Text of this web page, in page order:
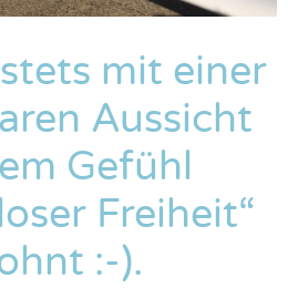
mit einer
Aussicht
Gefühl
Freiheit“
:-).